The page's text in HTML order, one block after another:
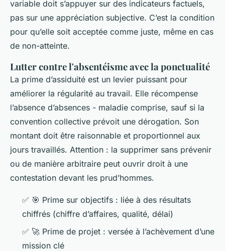
variable doit s’appuyer sur des indicateurs factuels,
pas sur une appréciation subjective. C’est la condition
pour qu’elle soit acceptée comme juste, même en cas
de non-atteinte.
Lutter contre l'absentéisme avec la ponctualité
La prime d’assiduité est un levier puissant pour
améliorer la régularité au travail. Elle récompense
l’absence d’absences - maladie comprise, sauf si la
convention collective prévoit une dérogation. Son
montant doit être raisonnable et proportionnel aux
jours travaillés. Attention : la supprimer sans prévenir
ou de manière arbitraire peut ouvrir droit à une
contestation devant les prud’hommes.
✅ 🎯 Prime sur objectifs : liée à des résultats
chiffrés (chiffre d’affaires, qualité, délai)
✅ 🚀 Prime de projet : versée à l’achèvement d’une
mission clé